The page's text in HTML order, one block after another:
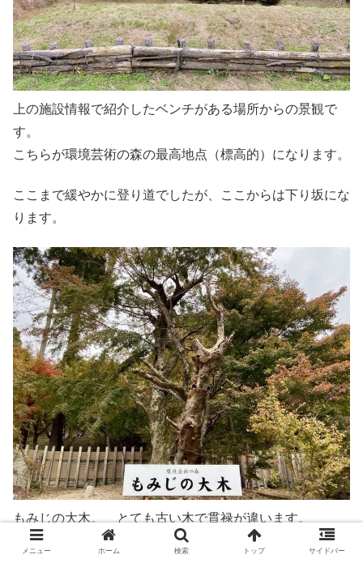
上の施設情報で紹介したベンチがある場所からの景観で
す。
こちらが環境芸術の森の最高地点（標高的）になります。
ここまで緩やかに登り道でしたが、ここからは下り坂にな
ります。
もみじの大木。 とても古い木で貫禄が違います。
メニュー ホーム 検索 トップ サイドバー